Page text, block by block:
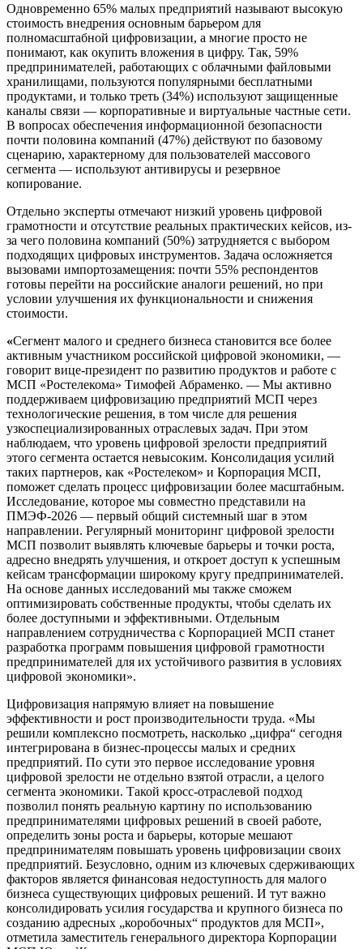
Одновременно 65% малых предприятий называют высокую
стоимость внедрения основным барьером для
полномасштабной цифровизации, а многие просто не
понимают, как окупить вложения в цифру. Так, 59%
предпринимателей, работающих с облачными файловыми
хранилищами, пользуются популярными бесплатными
продуктами, и только треть (34%) используют защищенные
каналы связи — корпоративные и виртуальные частные сети.
В вопросах обеспечения информационной безопасности
почти половина компаний (47%) действуют по базовому
сценарию, характерному для пользователей массового
сегмента — используют антивирусы и резервное
копирование.
Отдельно эксперты отмечают низкий уровень цифровой
грамотности и отсутствие реальных практических кейсов, из-
за чего половина компаний (50%) затрудняется с выбором
подходящих цифровых инструментов. Задача осложняется
вызовами импортозамещения: почти 55% респондентов
готовы перейти на российские аналоги решений, но при
условии улучшения их функциональности и снижения
стоимости.
«Сегмент малого и среднего бизнеса становится все более
активным участником российской цифровой экономики, —
говорит вице-президент по развитию продуктов и работе с
МСП «Ростелекома» Тимофей Абраменко. — Мы активно
поддерживаем цифровизацию предприятий МСП через
технологические решения, в том числе для решения
узкоспециализированных отраслевых задач. При этом
наблюдаем, что уровень цифровой зрелости предприятий
этого сегмента остается невысоким. Консолидация усилий
таких партнеров, как «Ростелеком» и Корпорация МСП,
поможет сделать процесс цифровизации более масштабным.
Исследование, которое мы совместно представили на
ПМЭФ-2026 — первый общий системный шаг в этом
направлении. Регулярный мониторинг цифровой зрелости
МСП позволит выявлять ключевые барьеры и точки роста,
адресно внедрять улучшения, и откроет доступ к успешным
кейсам трансформации широкому кругу предпринимателей.
На основе данных исследований мы также сможем
оптимизировать собственные продукты, чтобы сделать их
более доступными и эффективными. Отдельным
направлением сотрудничества с Корпорацией МСП станет
разработка программ повышения цифровой грамотности
предпринимателей для их устойчивого развития в условиях
цифровой экономики».
Цифровизация напрямую влияет на повышение
эффективности и рост производительности труда. «Мы
решили комплексно посмотреть, насколько „цифра“ сегодня
интегрирована в бизнес-процессы малых и средних
предприятий. По сути это первое исследование уровня
цифровой зрелости не отдельно взятой отрасли, а целого
сегмента экономики. Такой кросс-отраслевой подход
позволил понять реальную картину по использованию
предпринимателями цифровых решений в своей работе,
определить зоны роста и барьеры, которые мешают
предпринимателям повышать уровень цифровизации своих
предприятий. Безусловно, одним из ключевых сдерживающих
факторов является финансовая недоступность для малого
бизнеса существующих цифровых решений. И тут важно
консолидировать усилия государства и крупного бизнеса по
созданию адресных „коробочных“ продуктов для МСП»,
отметила заместитель генерального директора Корпорации